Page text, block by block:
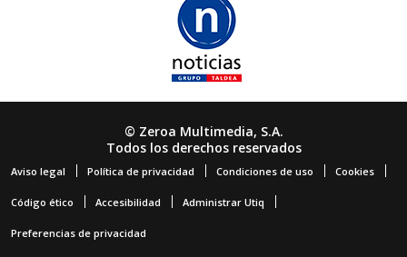
© Zeroa Multimedia, S.A.
Todos los derechos reservados
Aviso legal Política de privacidad Condiciones de uso Cookies
Código ético Accesibilidad Administrar Utiq
Preferencias de privacidad